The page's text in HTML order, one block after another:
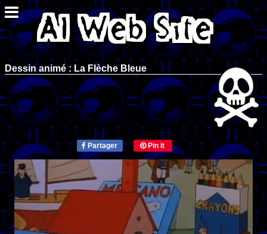
Dessin animé : La Flèche Bleue
Partager Pin it